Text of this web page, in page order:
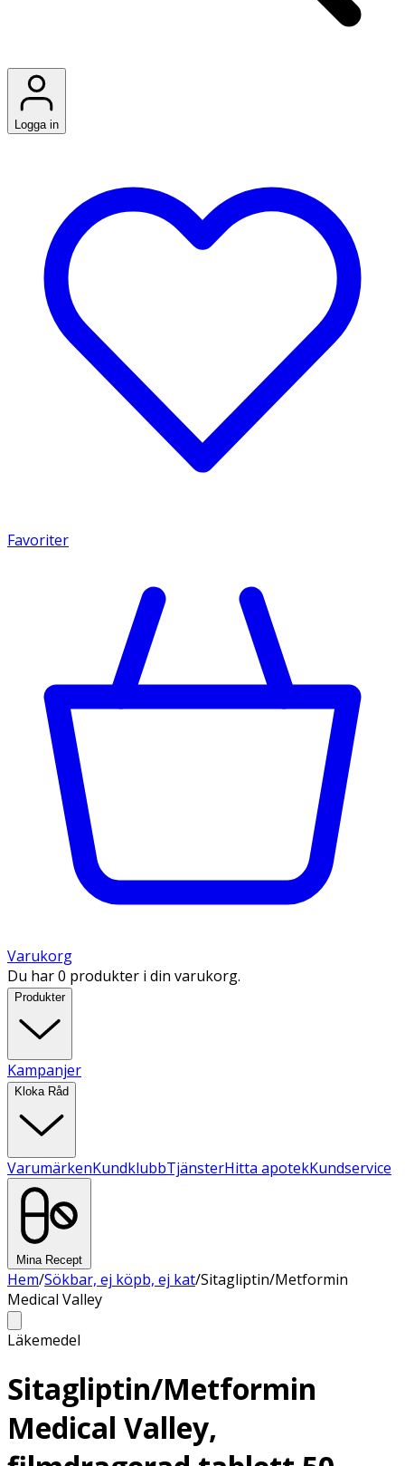
Logga in
Favoriter
Varukorg
Du har 0 produkter i din varukorg.
Produkter
Kampanjer
Kloka Råd
VarumärkenKundklubbTjänsterHitta apotekKundservice
Mina Recept
Hem/Sökbar, ej köpb, ej kat/Sitagliptin/Metformin
Medical Valley
Läkemedel
Sitagliptin/Metformin
Medical Valley,